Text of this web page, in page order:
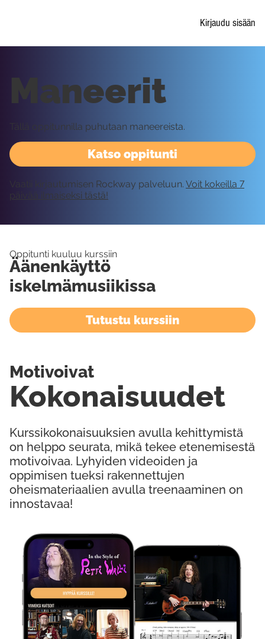
Kirjaudu sisään
Kokeile Ilmaiseksi
Katso oppitunti
Maneerit
Tällä oppitunnilla puhutaan maneereista.
Vaatii kirjautumisen Rockway palveluun. Voit kokeilla 7
päivää ilmaiseksi tästä!
Oppitunti kuuluu kurssiin
Äänenkäyttö
iskelmämusiikissa
Tutustu kurssiin
Kurssikokonaisuuksien avulla kehittymistä
on helppo seurata, mikä tekee etenemisestä
motivoivaa. Lyhyiden videoiden ja
oppimisen tueksi rakennettujen
oheismateriaalien avulla treenaaminen on
innostavaa!
Kokonaisuudet
Motivoivat